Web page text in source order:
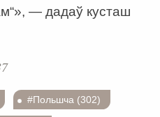
— дадаў кусташ
#Польшча (302)